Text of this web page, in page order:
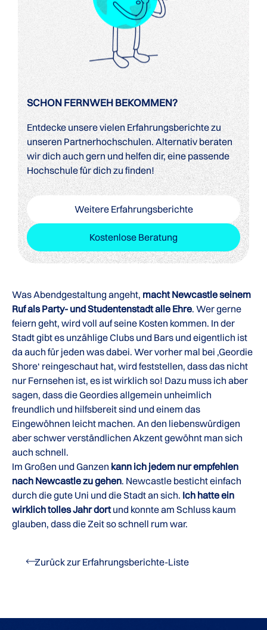
SCHON FERNWEH BEKOMMEN?
Entdecke unsere vielen Erfahrungsberichte zu
unseren Partnerhochschulen. Alternativ beraten
wir dich auch gern und helfen dir, eine passende
Hochschule für dich zu finden!
Weitere Erfahrungsberichte
Kostenlose Beratung
Was Abendgestaltung angeht, macht Newcastle seinem
Ruf als Party- und Studentenstadt alle Ehre. Wer gerne
feiern geht, wird voll auf seine Kosten kommen. In der
Stadt gibt es unzählige Clubs und Bars und eigentlich ist
da auch für jeden was dabei. Wer vorher mal bei ‚Geordie
Shore‘ reingeschaut hat, wird feststellen, dass das nicht
nur Fernsehen ist, es ist wirklich so! Dazu muss ich aber
sagen, dass die Geordies allgemein unheimlich
freundlich und hilfsbereit sind und einem das
Eingewöhnen leicht machen. An den liebenswürdigen
aber schwer verständlichen Akzent gewöhnt man sich
auch schnell.
Im Großen und Ganzen kann ich jedem nur empfehlen
nach Newcastle zu gehen. Newcastle besticht einfach
durch die gute Uni und die Stadt an sich. Ich hatte ein
wirklich tolles Jahr dortund konnte am Schluss kaum
glauben, dass die Zeit so schnell rum war.
Zurück zur Erfahrungsberichte-Liste